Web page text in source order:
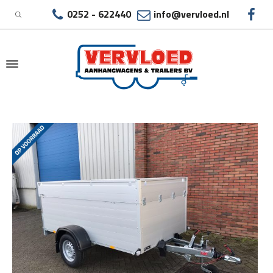
0252 - 622440 info@vervloed.nl